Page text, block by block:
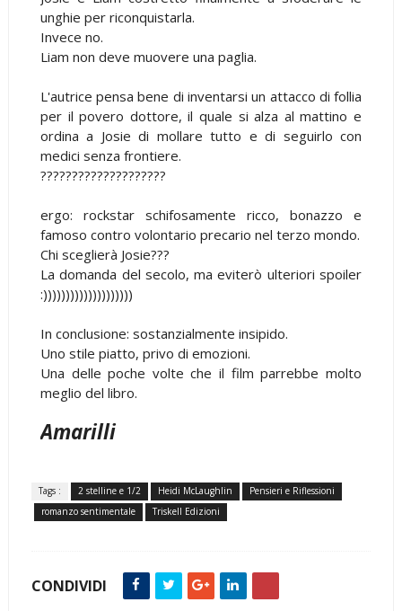
unghie per riconquistarla.
Invece no.
Liam non deve muovere una paglia.
L'autrice pensa bene di inventarsi un attacco di follia
per il povero dottore, il quale si alza al mattino e
ordina a Josie di mollare tutto e di seguirlo con
medici senza frontiere.
????????????????????
ergo: rockstar schifosamente ricco, bonazzo e
famoso contro volontario precario nel terzo mondo.
Chi sceglierà Josie???
La domanda del secolo, ma eviterò ulteriori spoiler
:))))))))))))))))))))
In conclusione: sostanzialmente insipido.
Uno stile piatto, privo di emozioni.
Una delle poche volte che il film parrebbe molto
meglio del libro.
Amarilli
Tags : 2 stelline e 1/2 Heidi McLaughlin
Pensieri e Riflessioni
romanzo sentimentale
Triskell Edizioni
CONDIVIDI